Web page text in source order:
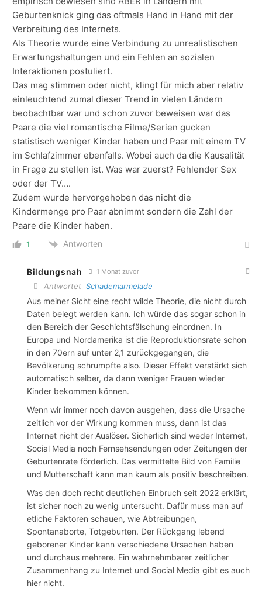
Geburtenknick ging das oftmals Hand in Hand mit der
Verbreitung des Internets.
Als Theorie wurde eine Verbindung zu unrealistischen
Erwartungshaltungen und ein Fehlen an sozialen
Interaktionen postuliert.
Das mag stimmen oder nicht, klingt für mich aber relativ
einleuchtend zumal dieser Trend in vielen Ländern
beobachtbar war und schon zuvor beweisen war das
Paare die viel romantische Filme/Serien gucken
statistisch weniger Kinder haben und Paar mit einem TV
im Schlafzimmer ebenfalls. Wobei auch da die Kausalität
in Frage zu stellen ist. Was war zuerst? Fehlender Sex
oder der TV….
Zudem wurde hervorgehoben das nicht die
Kindermenge pro Paar abnimmt sondern die Zahl der
Paare die Kinder haben.
1 Antworten
Bildungsnah 1 Monat zuvor
Antwortet Schademarmelade
Aus meiner Sicht eine recht wilde Theorie, die nicht durch
Daten belegt werden kann. Ich würde das sogar schon in
den Bereich der Geschichtsfälschung einordnen. In
Europa und Nordamerika ist die Reproduktionsrate schon
in den 70ern auf unter 2,1 zurückgegangen, die
Bevölkerung schrumpfte also. Dieser Effekt verstärkt sich
automatisch selber, da dann weniger Frauen wieder
Kinder bekommen können.
Wenn wir immer noch davon ausgehen, dass die Ursache
zeitlich vor der Wirkung kommen muss, dann ist das
Internet nicht der Auslöser. Sicherlich sind weder Internet,
Social Media noch Fernsehsendungen oder Zeitungen der
Geburtenrate förderlich. Das vermittelte Bild von Familie
und Mutterschaft kann man kaum als positiv beschreiben.
Was den doch recht deutlichen Einbruch seit 2022 erklärt,
ist sicher noch zu wenig untersucht. Dafür muss man auf
etliche Faktoren schauen, wie Abtreibungen,
Spontanaborte, Totgeburten. Der Rückgang lebend
geborener Kinder kann verschiedene Ursachen haben
und durchaus mehrere. Ein wahrnehmbarer zeitlicher
Zusammenhang zu Internet und Social Media gibt es auch
hier nicht.